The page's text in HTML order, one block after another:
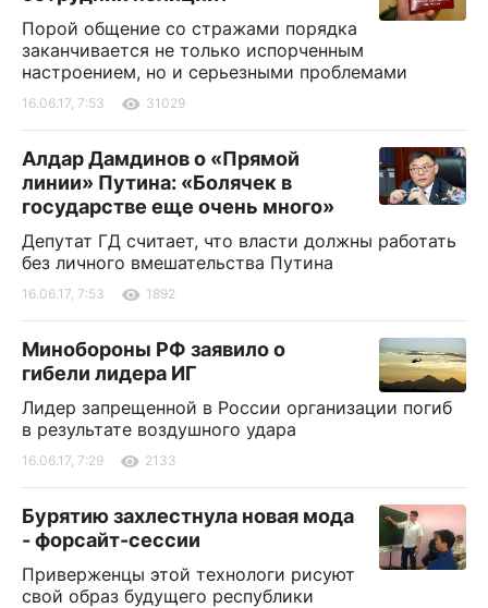
Порой общение со стражами порядка
заканчивается не только испорченным
настроением, но и серьезными проблемами
16.06.17, 7:53 31029
Алдар Дамдинов о «Прямой
линии» Путина: «Болячек в
государстве еще очень много»
Депутат ГД считает, что власти должны работать
без личного вмешательства Путина
16.06.17, 7:53 1892
Минобороны РФ заявило о
гибели лидера ИГ
Лидер запрещенной в России организации погиб
в результате воздушного удара
16.06.17, 7:29 2133
Бурятию захлестнула новая мода
- форсайт-сессии
Приверженцы этой технологи рисуют
свой образ будущего республики